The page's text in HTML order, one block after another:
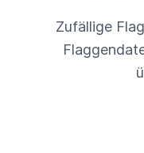
Zufällige